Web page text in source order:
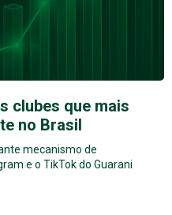
clubes que mais
no Brasil
mecanismo de
e o TikTok do Guarani